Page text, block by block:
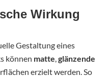
Wirkung
Gestaltung eines
können matte,glänzende
erzielt werden. So